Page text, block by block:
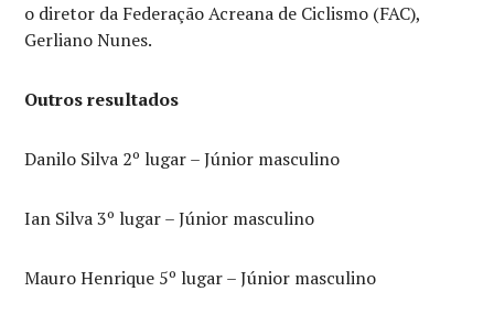
o diretor da Federação Acreana de Ciclismo (FAC),
Gerliano Nunes.
Outros resultados
Danilo Silva 2º lugar – Júnior masculino
Ian Silva 3º lugar – Júnior masculino
Mauro Henrique 5º lugar – Júnior masculino